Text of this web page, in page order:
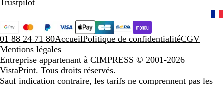
Trustpilot
01 88 24 71 80AccueilPolitique de confidentialitéCGV
Mentions légales
Entreprise appartenant à CIMPRESS © 2001-2026
VistaPrint. Tous droits réservés.
Sauf indication contraire, les tarifs ne comprennent pas les